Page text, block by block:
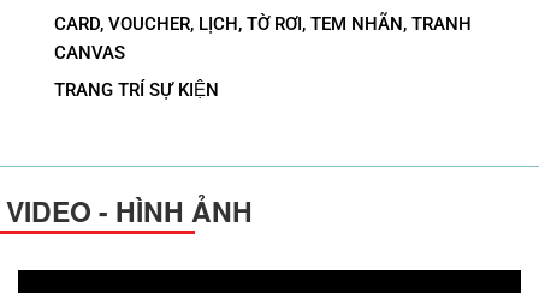
CARD, VOUCHER, LỊCH, TỜ RƠI, TEM NHÃN, TRANH
CANVAS
TRANG TRÍ SỰ KIỆN
VIDEO - HÌNH ẢNH